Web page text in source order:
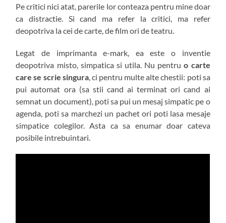
Pe critici nici atat, parerile lor conteaza pentru mine doar
ca distractie. Si cand ma refer la critici, ma refer
deopotriva la cei de carte, de film ori de teatru.
Legat de imprimanta e-mark, ea este o inventie
deopotriva misto, simpatica si utila. Nu pentruo carte
care se scrie singura, ci pentru multe alte chestii: poti sa
pui automat ora (sa stii cand ai terminat ori cand ai
semnat un document), poti sa pui un mesaj simpatic pe o
agenda, poti sa marchezi un pachet ori poti lasa mesaje
simpatice colegilor. Asta ca sa enumar doar cateva
posibile intrebuintari.